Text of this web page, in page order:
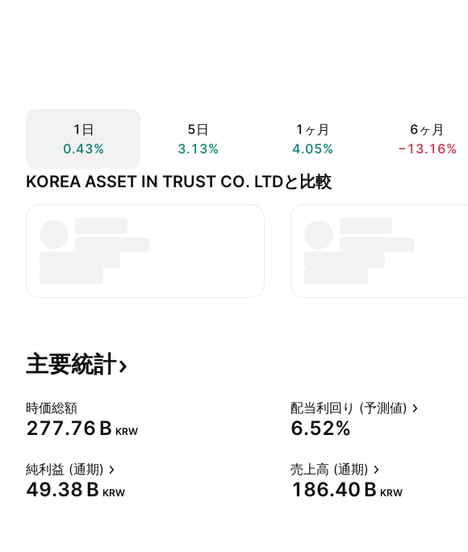
1日
0.43%
5日
3.13%
1ヶ月
4.05%
6ヶ月
−13.16%
KOREA ASSET IN TRUST CO. LTDと比較
主要統計
時価総額
‪277.76 B‬ KRW
配当利回り (予測値)
6.52%
純利益 (通期)
‪49.38 B‬ KRW
売上高 (通期)
‪186.40 B‬ KRW